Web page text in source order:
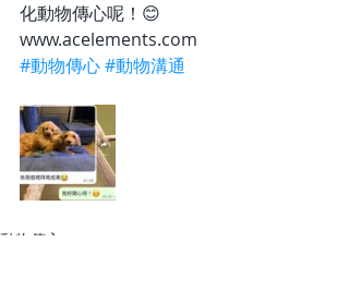
化動物傳心呢！😊
www.acelements.com
#動物傳心#動物溝通
動物傳心